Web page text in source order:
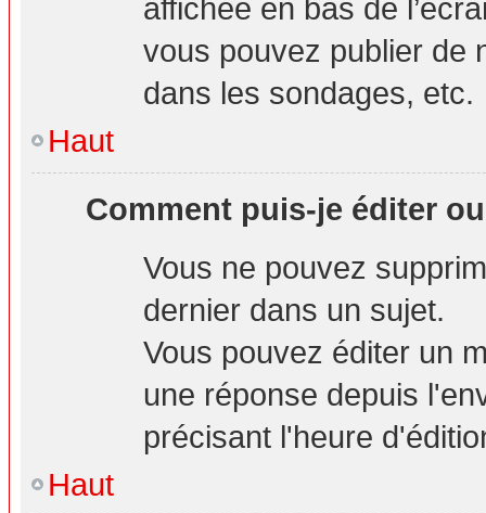
affichée en bas de
vous pouvez publier de
dans les sondages, etc.
Haut
Comment puis-je éditer
Vous ne pouvez
dernier dans un sujet.
Vous pouvez éditer un
une réponse depuis
précisant l'heure
Haut